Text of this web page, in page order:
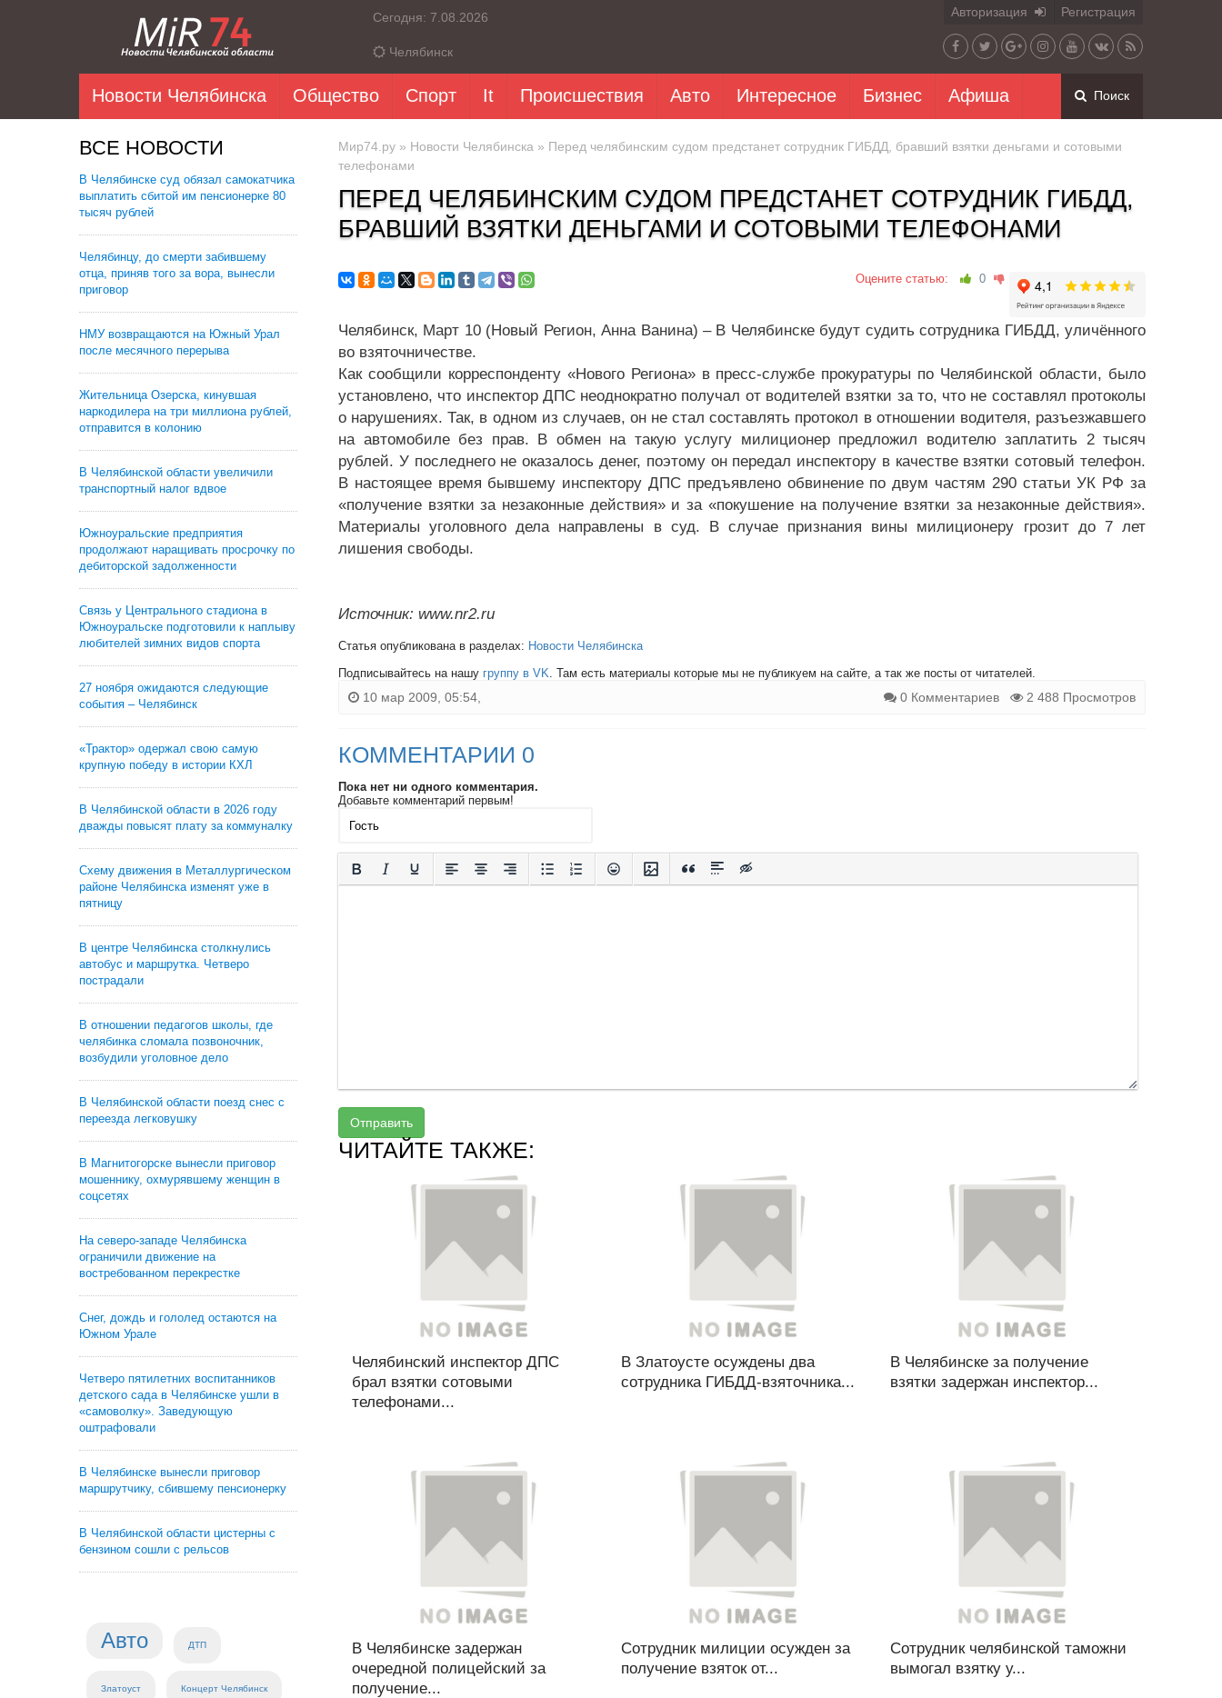
Сегодня: 7.08.2026
Челябинск
Авторизация Регистрация
Новости Челябинска Общество Спорт It Происшествия Авто Интересное Бизнес Афиша Поиск
ВСЕ НОВОСТИ
В Челябинске суд обязал самокатчика
выплатить сбитой им пенсионерке 80
тысяч рублей
Челябинцу, до смерти забившему
отца, приняв того за вора, вынесли
приговор
НМУ возвращаются на Южный Урал
после месячного перерыва
Жительница Озерска, кинувшая
наркодилера на три миллиона рублей,
отправится в колонию
В Челябинской области увеличили
транспортный налог вдвое
Южноуральские предприятия
продолжают наращивать просрочку по
дебиторской задолженности
Связь у Центрального стадиона в
Южноуральске подготовили к наплыву
любителей зимних видов спорта
27 ноября ожидаются следующие
события – Челябинск
«Трактор» одержал свою самую
крупную победу в истории КХЛ
В Челябинской области в 2026 году
дважды повысят плату за коммуналку
Схему движения в Металлургическом
районе Челябинска изменят уже в
пятницу
В центре Челябинска столкнулись
автобус и маршрутка. Четверо
пострадали
В отношении педагогов школы, где
челябинка сломала позвоночник,
возбудили уголовное дело
В Челябинской области поезд снес с
переезда легковушку
В Магнитогорске вынесли приговор
мошеннику, охмурявшему женщин в
соцсетях
На северо-западе Челябинска
ограничили движение на
востребованном перекрестке
Снег, дождь и гололед остаются на
Южном Урале
Четверо пятилетних воспитанников
детского сада в Челябинске ушли в
«самоволку». Заведующую
оштрафовали
В Челябинске вынесли приговор
маршрутчику, сбившему пенсионерку
В Челябинской области цистерны с
бензином сошли с рельсов
Авто ДТП
Златоуст Концерт Челябинск
Мир74.ру » Новости Челябинска » Перед челябинским судом предстанет сотрудник ГИБДД, бравший взятки деньгами и сотовыми
телефонами
ПЕРЕД ЧЕЛЯБИНСКИМ СУДОМ ПРЕДСТАНЕТ СОТРУДНИК ГИБДД,
БРАВШИЙ ВЗЯТКИ ДЕНЬГАМИ И СОТОВЫМИ ТЕЛЕФОНАМИ
Оцените статью: 0
Челябинск, Март 10 (Новый Регион, Анна Ванина) – В Челябинске будут судить сотрудника ГИБДД, уличённого
во взяточничестве.
Как сообщили корреспонденту «Нового Региона» в пресс-службе прокуратуры по Челябинской области, было
установлено, что инспектор ДПС неоднократно получал от водителей взятки за то, что не составлял протоколы
о нарушениях. Так, в одном из случаев, он не стал составлять протокол в отношении водителя, разъезжавшего
на автомобиле без прав. В обмен на такую услугу милиционер предложил водителю заплатить 2 тысяч
рублей. У последнего не оказалось денег, поэтому он передал инспектору в качестве взятки сотовый телефон.
В настоящее время бывшему инспектору ДПС предъявлено обвинение по двум частям 290 статьи УК РФ за
«получение взятки за незаконные действия» и за «покушение на получение взятки за незаконные действия».
Материалы уголовного дела направлены в суд. В случае признания вины милиционеру грозит до 7 лет
лишения свободы.
Источник: www.nr2.ru
Статья опубликована в разделах: Новости Челябинска
Подписывайтесь на нашу группу в VK. Там есть материалы которые мы не публикуем на сайте, а так же посты от читателей.
10 мар 2009, 05:54, 0 Комментариев 2 488 Просмотров
КОММЕНТАРИИ 0
Пока нет ни одного комментария.
Добавьте комментарий первым!
Отправить
ЧИТАЙТЕ ТАКЖЕ:
Челябинский инспектор ДПС
брал взятки сотовыми
телефонами...
В Златоусте осуждены два
сотрудника ГИБДД-взяточника...
В Челябинске за получение
взятки задержан инспектор...
В Челябинске задержан
очередной полицейский за
получение...
Сотрудник милиции осужден за
получение взяток от...
Сотрудник челябинской таможни
вымогал взятку у...